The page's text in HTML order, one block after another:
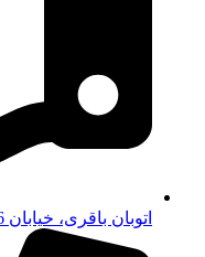
اتوبان باقری، خیابان 196 غربی، بعد از اردیبهشت، پلاک77